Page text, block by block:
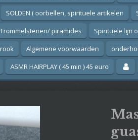
SOLDEN ( oorbellen, spirituele artikelen
Trommelstenen/ piramides Spirituele lijn
Algemene voorwaarden
ASMR HAIRPLAY ( 45 min ) 45 euro